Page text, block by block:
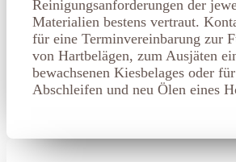
Reinigungsanforderungen der
Materialien bestens vertraut.
für eine Terminvereinbarung zur
von Hartbelägen, zum Ausjäten
bewachsenen Kiesbelages oder
Abschleifen und neu Ölen eines